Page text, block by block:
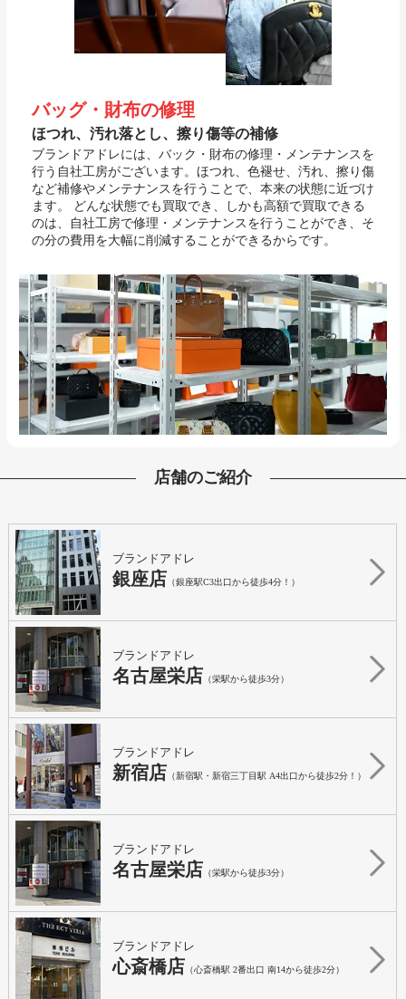
バッグ・財布の修理
ほつれ、汚れ落とし、擦り傷等の補修
ブランドアドレには、バック・財布の修理・メンテナンスを
行う自社工房がございます。ほつれ、色褪せ、汚れ、擦り傷
など補修やメンテナンスを行うことで、本来の状態に近づけ
ます。 どんな状態でも買取でき、しかも高額で買取できる
のは、自社工房で修理・メンテナンスを行うことができ、そ
の分の費用を大幅に削減することができるからです。
店舗のご紹介
ブランドアドレ
銀座店 （銀座駅C3出口から徒歩4分！）
ブランドアドレ
名古屋栄店 （栄駅から徒歩3分）
ブランドアドレ
新宿店 （新宿駅・新宿三丁目駅 A4出口から徒歩2分！）
ブランドアドレ
名古屋栄店 （栄駅から徒歩3分）
ブランドアドレ
心斎橋店 （心斎橋駅 2番出口 南14から徒歩2分）